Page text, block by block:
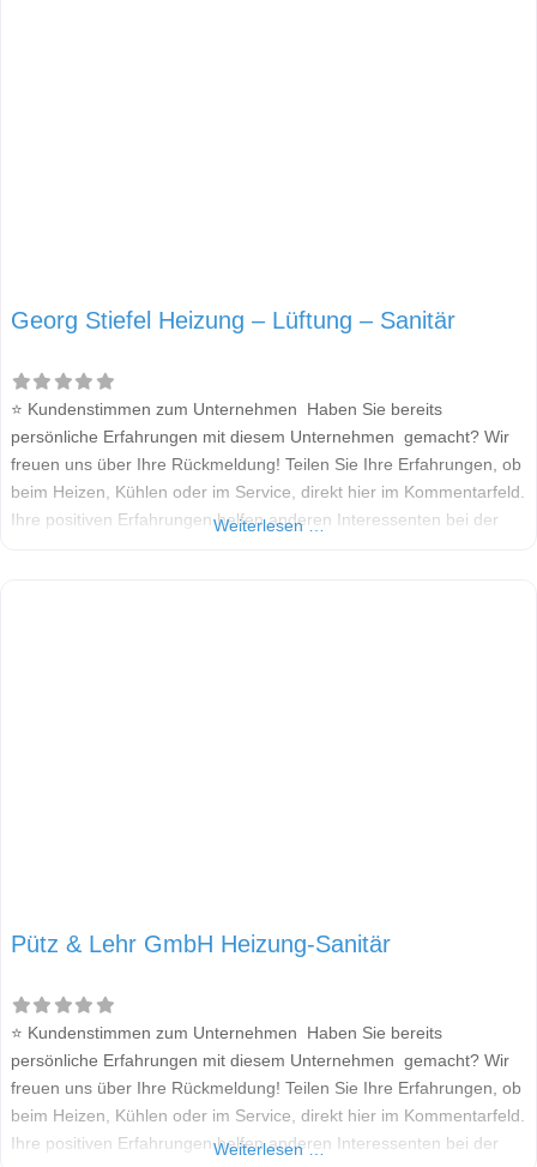
Georg Stiefel Heizung – Lüftung – Sanitär
⭐ Kundenstimmen zum Unternehmen Haben Sie bereits
persönliche Erfahrungen mit diesem Unternehmen gemacht? Wir
freuen uns über Ihre Rückmeldung! Teilen Sie Ihre Erfahrungen, ob
beim Heizen, Kühlen oder im Service, direkt hier im Kommentarfeld.
Ihre positiven Erfahrungen helfen anderen Interessenten bei der
Weiterlesen …
Pütz & Lehr GmbH Heizung-Sanitär
⭐ Kundenstimmen zum Unternehmen Haben Sie bereits
persönliche Erfahrungen mit diesem Unternehmen gemacht? Wir
freuen uns über Ihre Rückmeldung! Teilen Sie Ihre Erfahrungen, ob
beim Heizen, Kühlen oder im Service, direkt hier im Kommentarfeld.
Ihre positiven Erfahrungen helfen anderen Interessenten bei der
Weiterlesen …